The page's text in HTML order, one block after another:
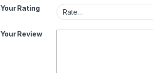
Your Rating
Your Review